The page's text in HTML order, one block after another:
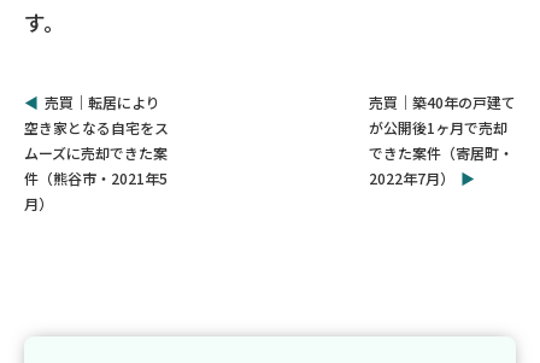
す。
売買｜転居により
空き家となる自宅をス
ムーズに売却できた案
件（熊谷市・2021年5
月）
売買｜築40年の戸建て
が公開後1ヶ月で売却
できた案件（寄居町・
2022年7月）